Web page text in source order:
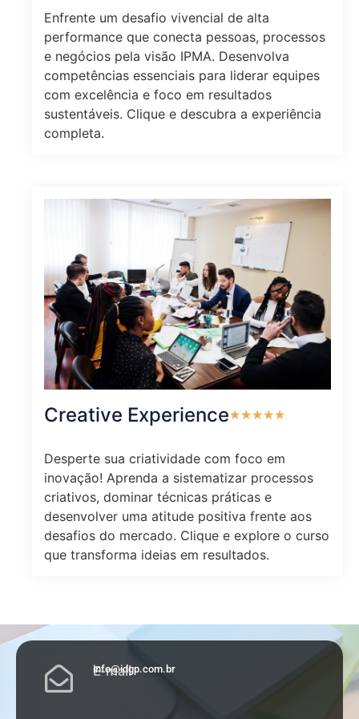
Enfrente um desafio vivencial de alta
performance que conecta pessoas, processos
e negócios pela visão IPMA. Desenvolva
competências essenciais para liderar equipes
com excelência e foco em resultados
sustentáveis. Clique e descubra a experiência
completa.
Creative Experience★★★★★
Desperte sua criatividade com foco em
inovação! Aprenda a sistematizar processos
criativos, dominar técnicas práticas e
desenvolver uma atitude positiva frente aos
desafios do mercado. Clique e explore o curso
que transforma ideias em resultados.
E-mail
info@idgp.com.br